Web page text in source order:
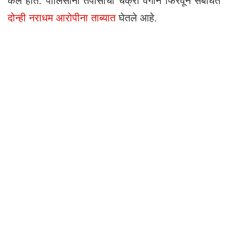
दोन्ही नराधम आरोपीना ताब्यातघेतले आहे.